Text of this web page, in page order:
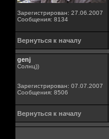
Зарегистрирован: 27.06.2007
Сообщения: 8134
Вернуться к началу
genj
Солнц))
Зарегистрирован: 07.07.2007
Сообщения: 8506
Вернуться к началу